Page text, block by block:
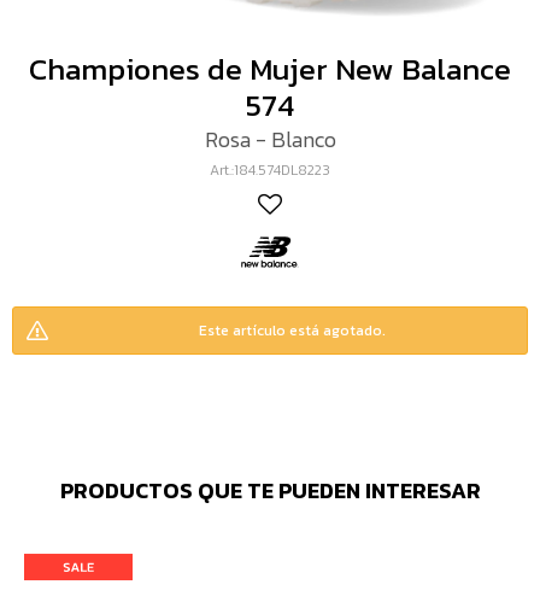
Championes de Mujer New Balance
574
Rosa - Blanco
184.574DL8223
Este artículo está agotado.
PRODUCTOS QUE TE PUEDEN INTERESAR